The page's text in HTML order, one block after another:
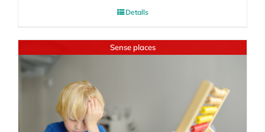
Detalls
Sense places